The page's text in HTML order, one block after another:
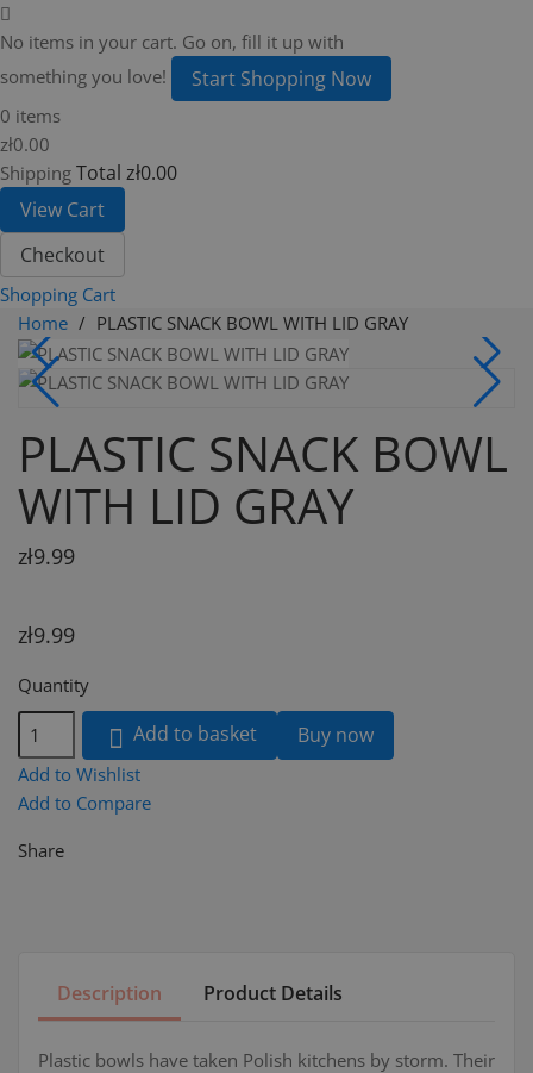
No items in your cart. Go on, fill it up with
something you love!
Start Shopping Now
0 items
zł0.00
Shipping Total zł0.00
View Cart
Checkout
Shopping Cart
Home
PLASTIC SNACK BOWL WITH LID GRAY
PLASTIC SNACK BOWL
WITH LID GRAY
zł9.99
zł9.99
Quantity
 Add to basket Buy now
Add to Wishlist
Add to Compare
Share
Description Product Details
Plastic bowls have taken Polish kitchens by storm. Their